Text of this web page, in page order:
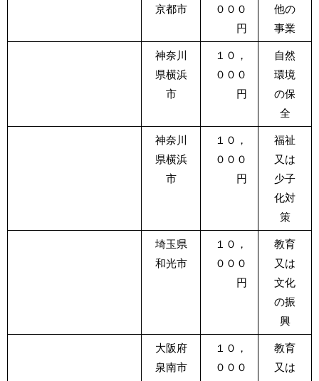
京都市
０００
円
他の
事業
神奈川
県横浜
市
１０，
０００
円
自然
環境
の保
全
神奈川
県横浜
市
１０，
０００
円
福祉
又は
少子
化対
策
埼玉県
和光市
１０，
０００
円
教育
又は
文化
の振
興
大阪府
泉南市
１０，
０００
教育
又は